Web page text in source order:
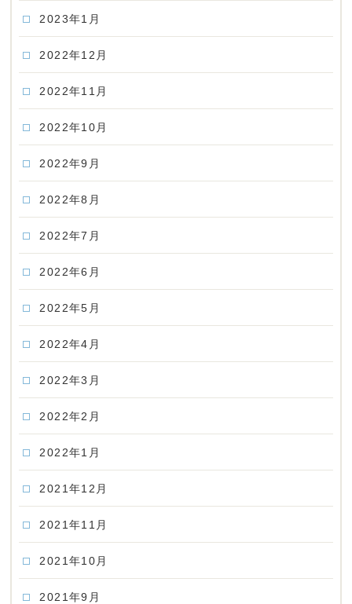
2023年1月
2022年12月
2022年11月
2022年10月
2022年9月
2022年8月
2022年7月
2022年6月
2022年5月
2022年4月
2022年3月
2022年2月
2022年1月
2021年12月
2021年11月
2021年10月
2021年9月